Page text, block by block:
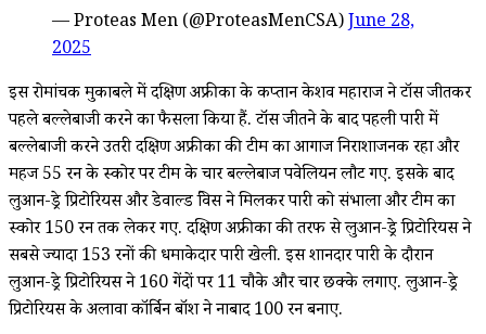
— Proteas Men (@ProteasMenCSA)June 28,
2025
इस रोमांचक मुकाबले में दक्षिण अफ्रीका के कप्तान केशव महाराज ने टॉस जीतकर
पहले बल्लेबाजी करने का फैसला किया हैं. टॉस जीतने के बाद पहली पारी में
बल्लेबाजी करने उतरी दक्षिण अफ्रीका की टीम का आगाज निराशाजनक रहा और
महज 55 रन के स्कोर पर टीम के चार बल्लेबाज पवेलियन लौट गए. इसके बाद
लुआन-ड्रे प्रिटोरियस और डेवाल्ड ब्रेविस ने मिलकर पारी को संभाला और टीम का
स्कोर 150 रन तक लेकर गए. दक्षिण अफ्रीका की तरफ से लुआन-ड्रे प्रिटोरियस ने
सबसे ज्यादा 153 रनों की धमाकेदार पारी खेली. इस शानदार पारी के दौरान
लुआन-ड्रे प्रिटोरियस ने 160 गेंदों पर 11 चौके और चार छक्के लगाए. लुआन-ड्रे
प्रिटोरियस के अलावा कॉर्बिन बॉश ने नाबाद 100 रन बनाए.